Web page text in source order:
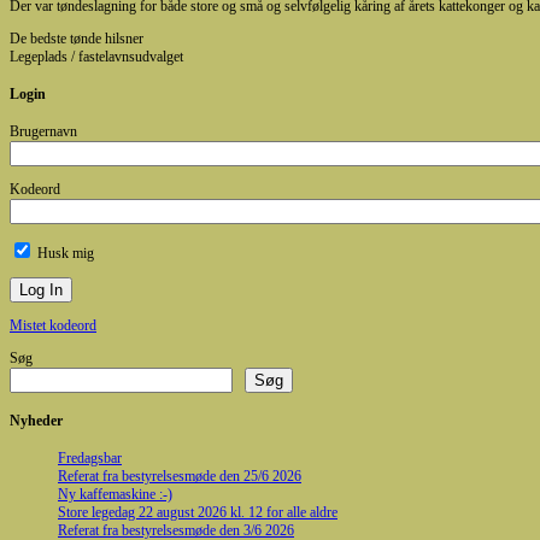
Der var tøndeslagning for både store og små og selvfølgelig kåring af årets kattekonger og
De bedste tønde hilsner
Legeplads / fastelavnsudvalget
Login
Brugernavn
Kodeord
Husk mig
Mistet kodeord
Søg
Søg
Nyheder
Fredagsbar
Referat fra bestyrelsesmøde den 25/6 2026
Ny kaffemaskine :-)
Store legedag 22 august 2026 kl. 12 for alle aldre
Referat fra bestyrelsesmøde den 3/6 2026